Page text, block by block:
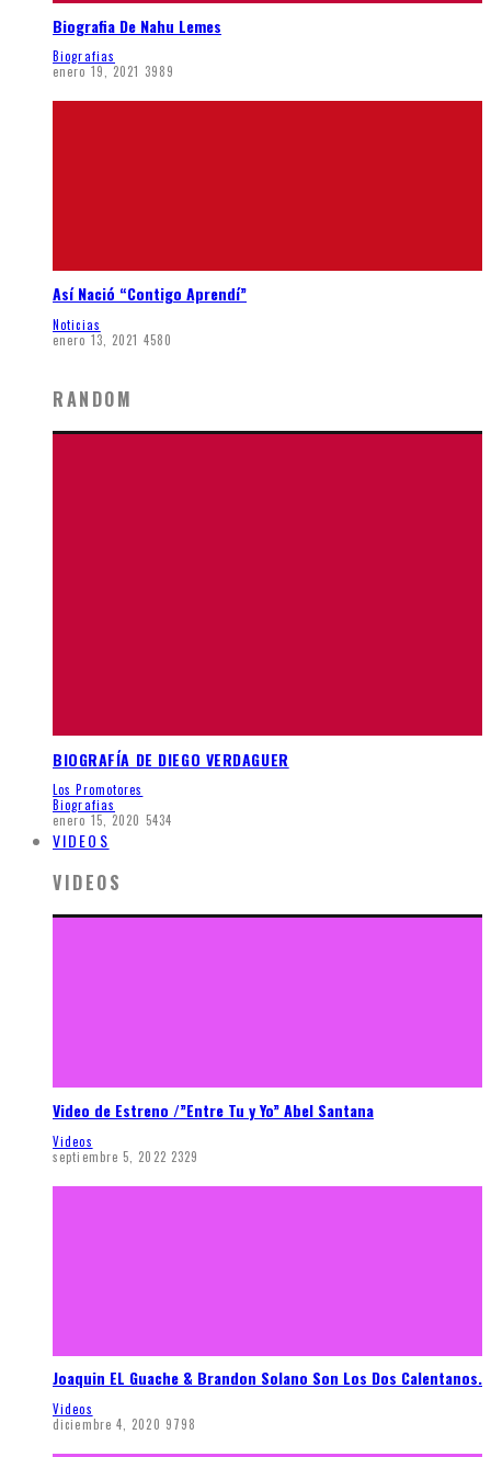
Biografia De Nahu Lemes
Biografias
enero 19, 2021 3989
Así Nació “Contigo Aprendí”
Noticias
enero 13, 2021 4580
RANDOM
BIOGRAFÍA DE DIEGO VERDAGUER
Los Promotores
Biografias
enero 15, 2020 5434
VIDEOS
VIDEOS
Video de Estreno /”Entre Tu y Yo” Abel Santana
Videos
septiembre 5, 2022 2329
Joaquin EL Guache & Brandon Solano Son Los Dos Calentanos.
Videos
diciembre 4, 2020 9798